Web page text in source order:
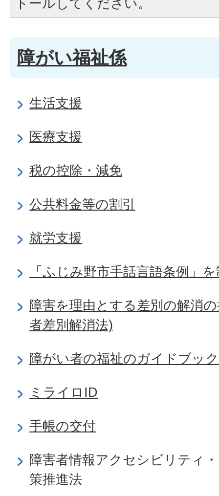
トールしてください。
障がい福祉係
生活支援
医療支援
税の控除・減免
公共料金等の割引
就労支援
「ふじみ野市手話言語条例」
障害を理由とする差別の解消
者差別解消法)
障がい者の福祉のガイドブック
ミライロID
手帳の交付
障害者情報アクセシビリティ
策推進法